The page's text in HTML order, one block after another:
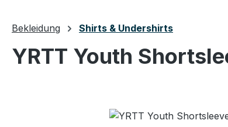
Bekleidung Shirts & Undershirts
YRTT Youth
Bildergalerie überspringen